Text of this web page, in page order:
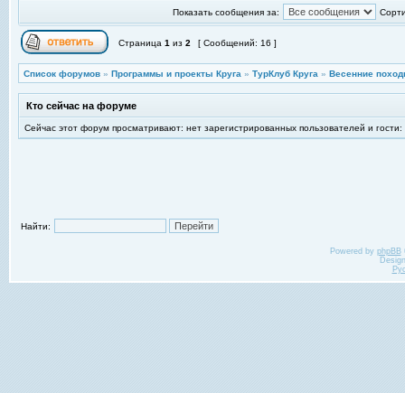
Показать сообщения за:
Страница 1 из 2 [ Сообщений: 16 ]
Список форумов » Программы и проекты Круга » ТурКлуб Круга » Весенние
Кто сейчас на форуме
Сейчас этот форум просматривают: нет зарегистрированных пользователей и гости:
Найти:
Powered by phpBB